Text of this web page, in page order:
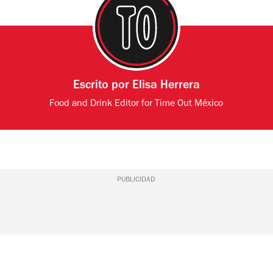
Escrito por Elisa Herrera
Food and Drink Editor for Time Out México
PUBLICIDAD